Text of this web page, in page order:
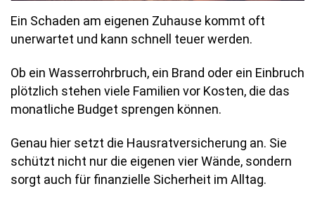
Ein Schaden am eigenen Zuhause kommt oft
unerwartet und kann schnell teuer werden.
Ob ein Wasserrohrbruch, ein Brand oder ein Einbruch
plötzlich stehen viele Familien vor Kosten, die das
monatliche Budget sprengen können.
Genau hier setzt die Hausratversicherung an. Sie
schützt nicht nur die eigenen vier Wände, sondern
sorgt auch für finanzielle Sicherheit im Alltag.